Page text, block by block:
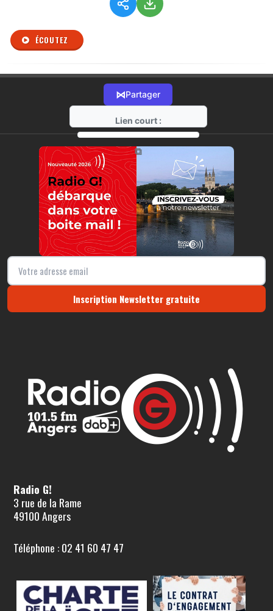
ÉCOUTEZ
⋈Partager
Lien court :
https://radio-g.fr?r312
⧉
Inscription Newsletter gratuite
Radio G!
3 rue de la Rame
49100 Angers
Téléphone : 02 41 60 47 47